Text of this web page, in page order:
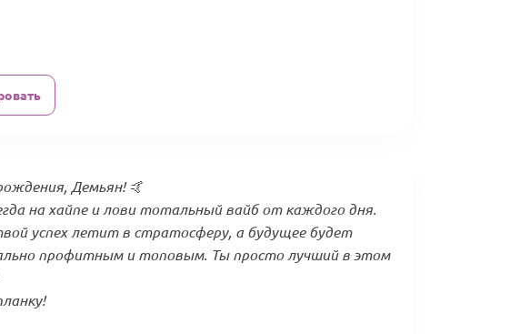
Демьян! 🤙
на хайпе и лови тотальный вайб от каждого дня.
успех летит в стратосферу, а будущее будет
профитным и топовым. Ты просто лучший в этом